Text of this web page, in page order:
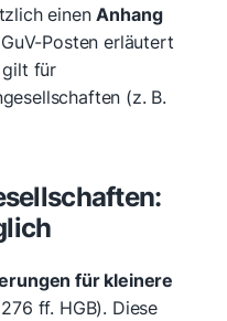
einenAnhang
Posten erläutert
gilt für
(z. B.
für kleinere
ff. HGB). Diese